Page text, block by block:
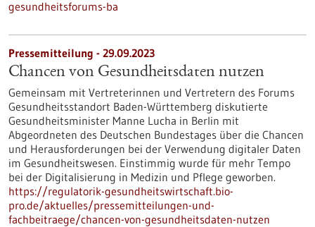
gesundheitsforums-ba
Pressemitteilung - 29.09.2023
Chancen von Gesundheitsdaten nutzen
Gemeinsam mit Vertreterinnen und Vertretern des Forums
Gesundheitsstandort Baden-Württemberg diskutierte
Gesundheitsminister Manne Lucha in Berlin mit
Abgeordneten des Deutschen Bundestages über die Chancen
und Herausforderungen bei der Verwendung digitaler Daten
im Gesundheitswesen. Einstimmig wurde für mehr Tempo
bei der Digitalisierung in Medizin und Pflege geworben.
https://regulatorik-gesundheitswirtschaft.bio-
pro.de/aktuelles/pressemitteilungen-und-
fachbeitraege/chancen-von-gesundheitsdaten-nutzen